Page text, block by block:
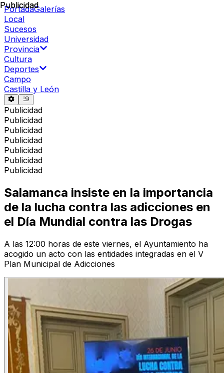
PortadaGalerías
Local
Sucesos
Universidad
Provincia
Cultura
Deportes
Campo
Castilla y León
Publicidad
Publicidad
Publicidad
Publicidad
Publicidad
Publicidad
Publicidad
Publicidad
Salamanca insiste en la importancia
de la lucha contra las adicciones en
el Día Mundial contra las Drogas
A las 12:00 horas de este viernes, el Ayuntamiento ha
acogido un acto con las entidades integradas en el V
Plan Municipal de Adicciones
Publicidad